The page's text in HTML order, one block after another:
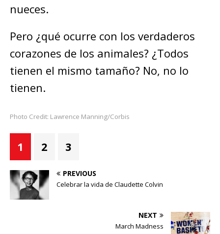
nueces.
Pero ¿qué ocurre con los verdaderos
corazones de los animales? ¿Todos
tienen el mismo tamaño? No, no lo
tienen.
Photo Credit: Lawrence Manning/Corbis
1 2 3
PREVIOUS
Celebrar la vida de Claudette Colvin
NEXT
March Madness